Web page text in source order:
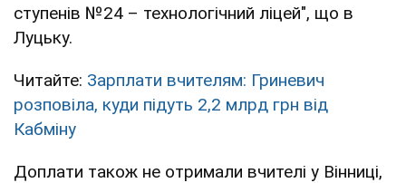
ступенів №24 – технологічний ліцей", що в
Луцьку.
Читайте: Зарплати вчителям: Гриневич
розповіла, куди підуть 2,2 млрд грн від
Кабміну
Доплати також не отримали вчителі у Вінниці,